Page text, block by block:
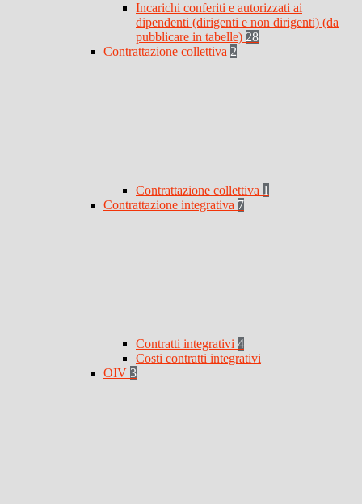
Incarichi conferiti e autorizzati ai
dipendenti (dirigenti e non dirigenti) (da
pubblicare in tabelle) 28
Contrattazione collettiva 2
Contrattazione collettiva 1
Contrattazione integrativa 7
Contratti integrativi 4
Costi contratti integrativi
OIV 3